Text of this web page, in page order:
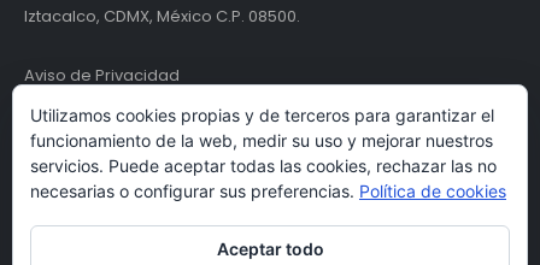
Iztacalco, CDMX, México C.P. 08500.
Aviso de Privacidad
Términos y condiciones
Utilizamos cookies propias y de terceros para garantizar el
funcionamiento de la web, medir su uso y mejorar nuestros
servicios. Puede aceptar todas las cookies, rechazar las no
necesarias o configurar sus preferencias. Política de cookies
Aceptar todo